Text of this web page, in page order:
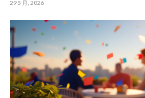
29 5 月, 2026